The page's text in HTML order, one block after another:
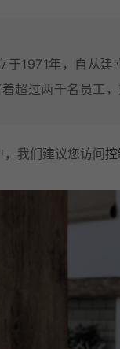
1971年，自从
超过两千名员工
我们建议您访问